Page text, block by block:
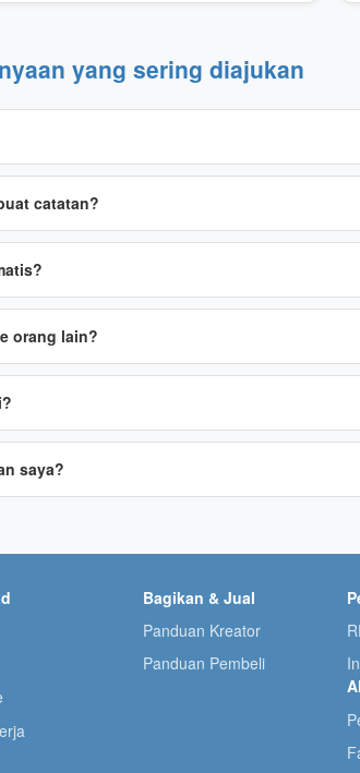
yang sering diajukan
catatan?
orang lain?
saya?
Bagikan & Jual
Panduan Kreator
Panduan Pembeli